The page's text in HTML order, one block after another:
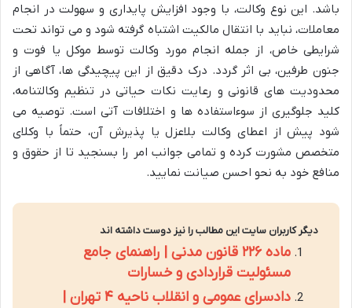
باشد. این نوع وکالت، با وجود افزایش پایداری و سهولت در انجام
معاملات، نباید با انتقال مالکیت اشتباه گرفته شود و می تواند تحت
شرایطی خاص، از جمله انجام مورد وکالت توسط موکل یا فوت و
جنون طرفین، بی اثر گردد. درک دقیق از این پیچیدگی ها، آگاهی از
محدودیت های قانونی و رعایت نکات حیاتی در تنظیم وکالتنامه،
کلید جلوگیری از سوءاستفاده ها و اختلافات آتی است. توصیه می
شود پیش از اعطای وکالت بلاعزل یا پذیرش آن، حتماً با وکلای
متخصص مشورت کرده و تمامی جوانب امر را بسنجید تا از حقوق و
منافع خود به نحو احسن صیانت نمایید.
دیگر کاربران سایت این مطالب را نیز دوست داشته اند
ماده ۲۲۶ قانون مدنی | راهنمای جامع
مسئولیت قراردادی و خسارات
دادسرای عمومی و انقلاب ناحیه ۴ تهران |